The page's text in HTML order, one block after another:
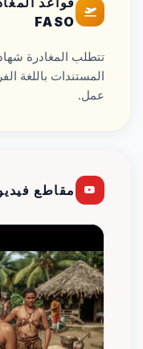
FASO
تتطلب المغادرة
عمل.
مقاطع